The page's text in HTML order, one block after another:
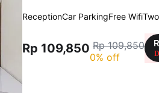
ReceptionCar ParkingFree Wifi
Rp 109,850 Rp 109,850
0% off